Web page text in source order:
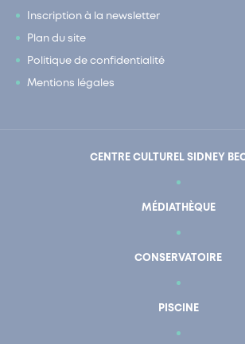
Inscription à la newsletter
Plan du site
Politique de confidentialité
Mentions légales
CENTRE CULTUREL SIDNEY
MÉDIATHÈQUE
CONSERVATOIRE
PISCINE